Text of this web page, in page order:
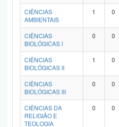
CIÊNCIAS
AMBIENTAIS
1 0
CIÊNCIAS
BIOLÓGICAS I
0 0
CIÊNCIAS
BIOLÓGICAS II
1 0
CIÊNCIAS
BIOLÓGICAS III
0 0
CIÊNCIAS DA
RELIGIÃO E
TEOLOGIA
0 0